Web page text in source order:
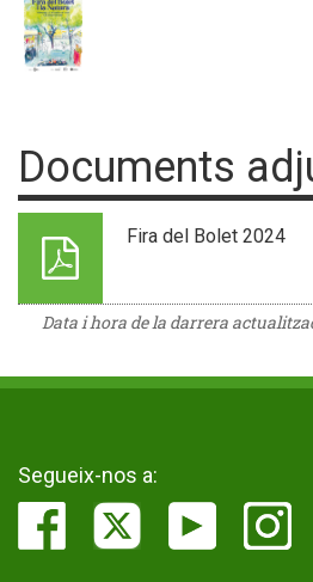
Documents
Fira del Bolet 2024
Data i hora de la darrera
Segueix-nos a: